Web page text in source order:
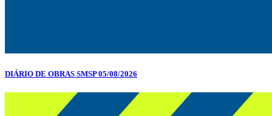
DIÁRIO DE OBRAS SMSP 05/08/2026